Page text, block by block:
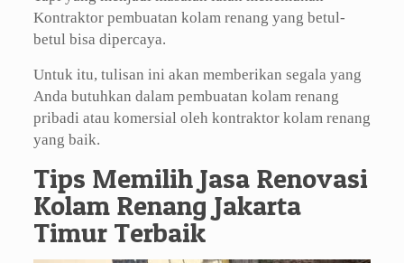
Kontraktor pembuatan kolam renang yang betul-
betul bisa dipercaya.
Untuk itu, tulisan ini akan memberikan segala yang
Anda butuhkan dalam pembuatan kolam renang
pribadi atau komersial oleh kontraktor kolam renang
yang baik.
Tips Memilih Jasa Renovasi
Kolam Renang Jakarta
Timur Terbaik